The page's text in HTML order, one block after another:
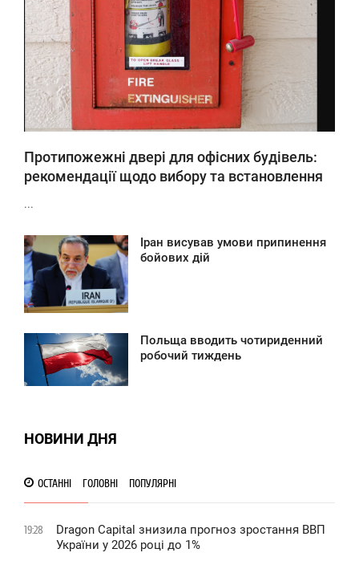
Протипожежні двері для офісних будівель:
рекомендації щодо вибору та встановлення
...
Іран висував умови припинення
бойових дій
Польща вводить чотириденний
робочий тиждень
НОВИНИ ДНЯ
ОСТАННІ ГОЛОВНІ ПОПУЛЯРНІ
19:28
Dragon Capital знизила прогноз зростання ВВП
України у 2026 році до 1%